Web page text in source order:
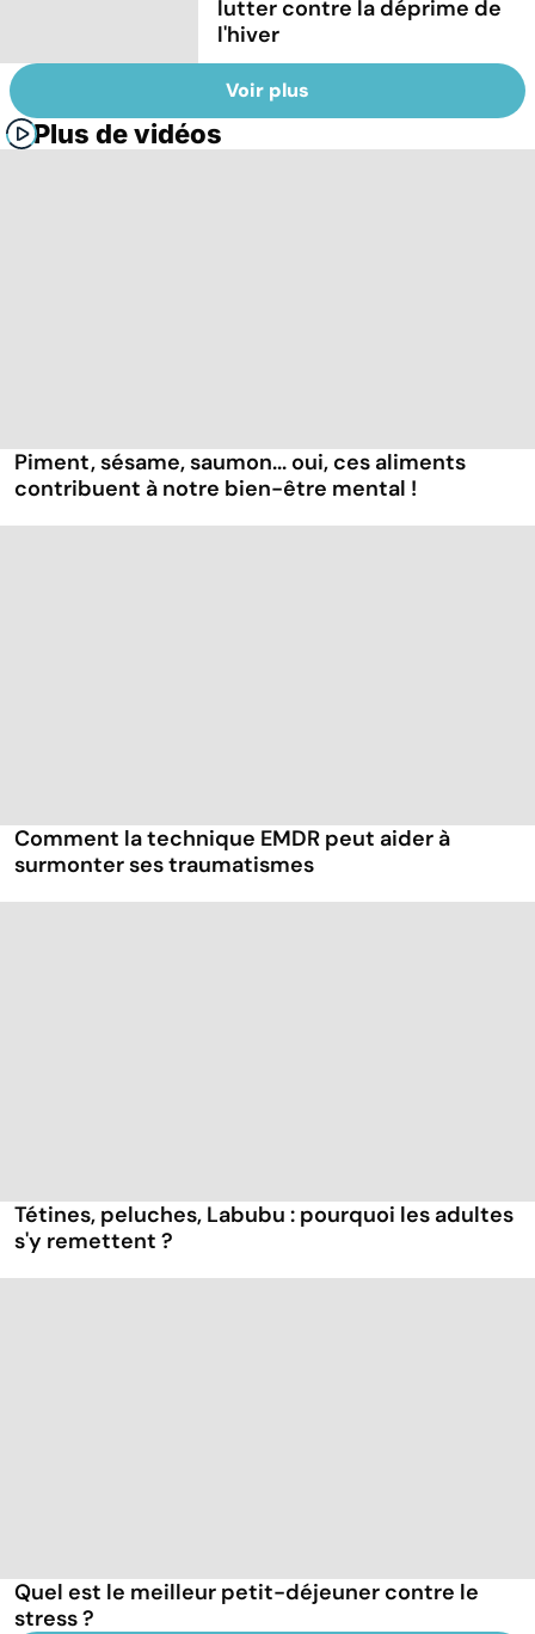
lutter contre la déprime de
l'hiver
Voir plus
Plus de vidéos
Piment, sésame, saumon... oui, ces aliments
contribuent à notre bien-être mental !
Comment la technique EMDR peut aider à
surmonter ses traumatismes
Tétines, peluches, Labubu : pourquoi les adultes
s'y remettent ?
Quel est le meilleur petit-déjeuner contre le
stress ?